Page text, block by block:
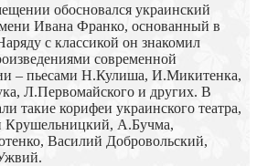
обосновался украинский
Ивана Франко, основанный в
с классикой он знакомил
современной
– пьесами Н.Кулиша, И.Микитенка,
Л.Первомайского и других. В
такие корифеи украинского театра,
Крушельницкий, А.Бучма,
Василий Добровольский,